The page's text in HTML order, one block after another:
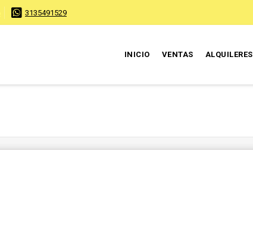
3135491529
INICIO VENTAS ALQUILERES